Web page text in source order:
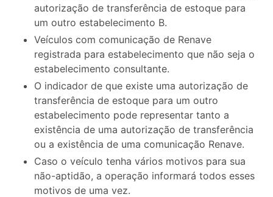
autorização de transferência de estoque para
um outro estabelecimento B.
Veículos com comunicação de Renave
registrada para estabelecimento que não seja o
estabelecimento consultante.
O indicador de que existe uma autorização de
transferência de estoque para um outro
estabelecimento pode representar tanto a
existência de uma autorização de transferência
ou a existência de uma comunicação Renave.
Caso o veículo tenha vários motivos para sua
não-aptidão, a operação informará todos esses
motivos de uma vez.